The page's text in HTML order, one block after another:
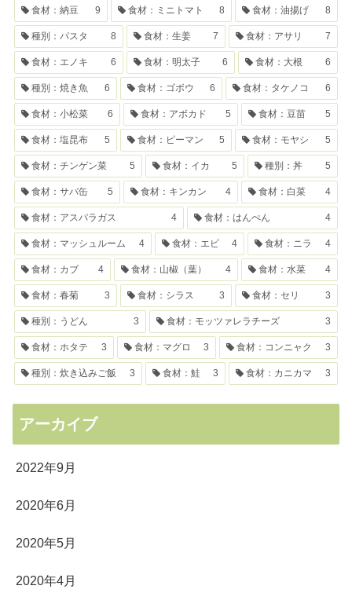
食材：納豆 9 食材：ミニトマト 8 食材：油揚げ 8
種別：パスタ 8 食材：生姜 7 食材：アサリ 7
食材：エノキ 6 食材：明太子 6 食材：大根 6
種別：焼き魚 6 食材：ゴボウ 6 食材：タケノコ 6
食材：小松菜 6 食材：アボカド 5 食材：豆苗 5
食材：塩昆布 5 食材：ピーマン 5 食材：モヤシ 5
食材：チンゲン菜 5 食材：イカ 5 種別：丼 5
食材：サバ缶 5 食材：キンカン 4 食材：白菜 4
食材：アスパラガス 4 食材：はんぺん 4
食材：マッシュルーム 4 食材：エビ 4 食材：ニラ 4
食材：カブ 4 食材：山椒（葉） 4 食材：水菜 4
食材：春菊 3 食材：シラス 3 食材：セリ 3
種別：うどん 3 食材：モッツァレラチーズ 3
食材：ホタテ 3 食材：マグロ 3 食材：コンニャク 3
種別：炊き込みご飯 3 食材：鮭 3 食材：カニカマ 3
アーカイブ
2022年9月
2020年6月
2020年5月
2020年4月